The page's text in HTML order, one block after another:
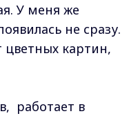
У меня же
не сразу.
цветных картин,
работает в